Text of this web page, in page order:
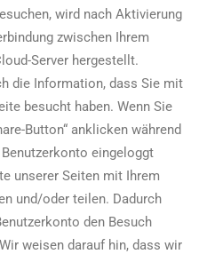
wird nach Aktivierung
zwischen Ihrem
Server hergestellt.
die Information, dass Sie mit
besucht haben. Wenn Sie
Button“ anklicken während
eingeloggt
unserer Seiten mit Ihrem
und/oder teilen. Dadurch
den Besuch
weisen darauf hin, dass wir